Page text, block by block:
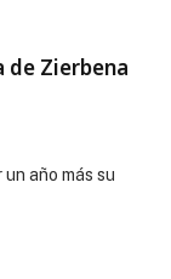
de Zierbena
año más su